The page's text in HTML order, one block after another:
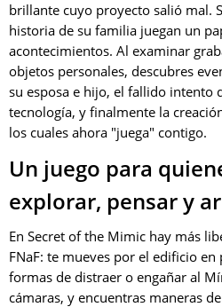
brillante cuyo proyecto salió mal.
historia de su familia juegan un
acontecimientos. Al examinar
objetos personales, descubres
su esposa e hijo, el fallido intento
tecnología, y finalmente la
los cuales ahora "juega" contigo.
Un juego para
explorar, pensar y
En Secret of the Mimic hay más
FNaF: te mueves por el edificio
formas de distraer o engañar al
cámaras, y encuentras maneras